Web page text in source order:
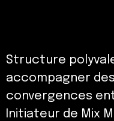
Structure
accompagner
convergences
Initiateur de Mix